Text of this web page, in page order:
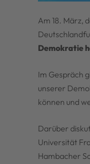
Am 18. März,
Demokratie
Im Gespräch
unserer
können und
Darüber
Universität
Hambacher